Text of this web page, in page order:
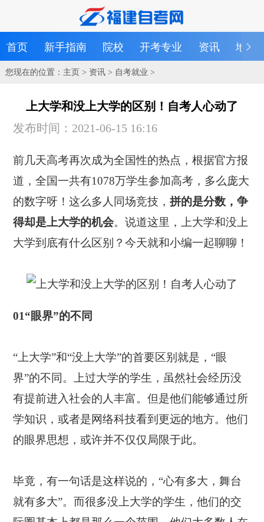
首页 新手指南 院校 开考专业 资讯 地区
您现在的位置： 主页> 资讯> 自考就业 >
上大学和没上大学的区别！自考人心动了
发布时间：2021-06-15 16:16
前几天高考再次成为全国性的热点，根据官方报
道，全国一共有1078万学生参加高考，多么庞大
的数字呀！这么多人同场竞技，拼的是分数，争
得却是上大学的机会。说道这里，上大学和没上
大学到底有什么区别？今天就和小编一起聊聊！
01“眼界”的不同
“上大学”和“没上大学”的首要区别就是，“眼
界”的不同。上过大学的学生，虽然社会经历没
有提前进入社会的人丰富。但是他们能够通过所
学知识，或者是网络科技看到更远的地方。他们
的眼界思想，或许并不仅仅局限于此。
毕竟，有一句话是这样说的，“心有多大，舞台
就有多大”。而很多没上大学的学生，他们的交